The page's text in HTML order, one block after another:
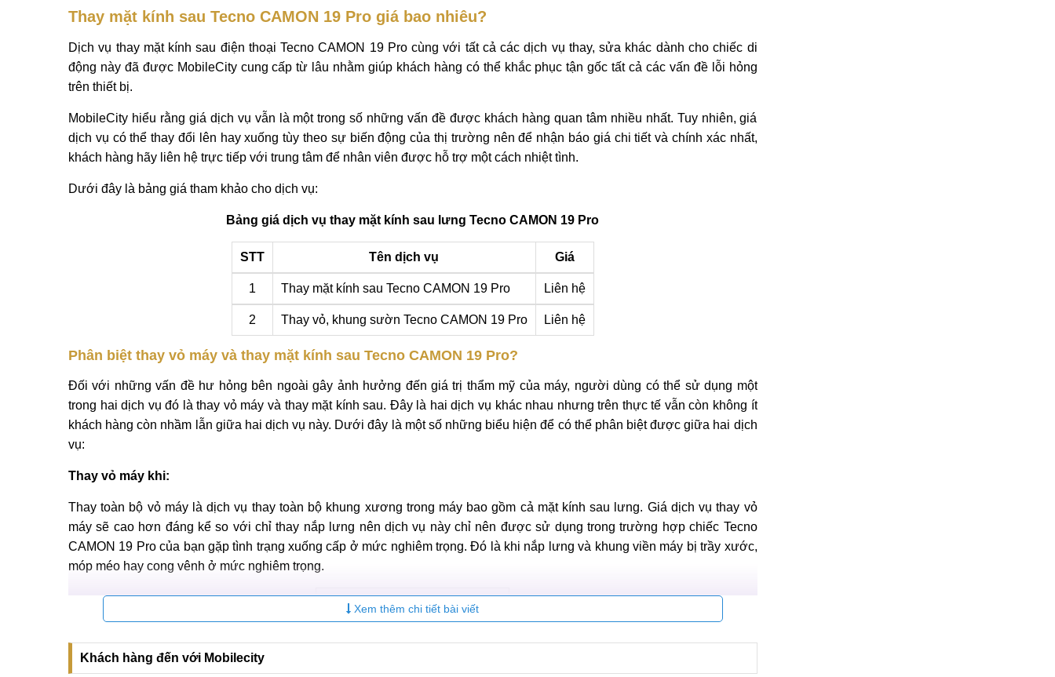
Thay mặt kính sau Tecno CAMON 19 Pro giá bao nhiêu?
Dịch vụ thay mặt kính sau điện thoại Tecno CAMON 19 Pro cùng với tất cả các dịch vụ thay, sửa khác dành cho chiếc di
động này đã được MobileCity cung cấp từ lâu nhằm giúp khách hàng có thể khắc phục tận gốc tất cả các vấn đề lỗi hỏng
trên thiết bị.
MobileCity hiểu rằng giá dịch vụ vẫn là một trong số những vấn đề được khách hàng quan tâm nhiều nhất. Tuy nhiên, giá
dịch vụ có thể thay đổi lên hay xuống tùy theo sự biến động của thị trường nên để nhận báo giá chi tiết và chính xác nhất,
khách hàng hãy liên hệ trực tiếp với trung tâm để nhân viên được hỗ trợ một cách nhiệt tình.
Dưới đây là bảng giá tham khảo cho dịch vụ:
Bảng giá dịch vụ thay mặt kính sau lưng Tecno CAMON 19 Pro
STT Tên dịch vụ Giá
1 Thay mặt kính sau Tecno CAMON 19 Pro Liên hệ
2 Thay vỏ, khung sườn Tecno CAMON 19 Pro Liên hệ
Phân biệt thay vỏ máy và thay mặt kính sau Tecno CAMON 19 Pro?
Đối với những vấn đề hư hỏng bên ngoài gây ảnh hưởng đến giá trị thẩm mỹ của máy, người dùng có thể sử dụng một
trong hai dịch vụ đó là thay vỏ máy và thay mặt kính sau. Đây là hai dịch vụ khác nhau nhưng trên thực tế vẫn còn không ít
khách hàng còn nhầm lẫn giữa hai dịch vụ này. Dưới đây là một số những biểu hiện để có thể phân biệt được giữa hai dịch
vụ:
Thay vỏ máy khi:
Thay toàn bộ vỏ máy là dịch vụ thay toàn bộ khung xương trong máy bao gồm cả mặt kính sau lưng. Giá dịch vụ thay vỏ
máy sẽ cao hơn đáng kể so với chỉ thay nắp lưng nên dịch vụ này chỉ nên được sử dụng trong trường hợp chiếc Tecno
CAMON 19 Pro của bạn gặp tình trạng xuống cấp ở mức nghiêm trọng. Đó là khi nắp lưng và khung viền máy bị trầy xước,
móp méo hay cong vênh ở mức nghiêm trọng.
Xem thêm chi tiết bài viết
Khách hàng đến với Mobilecity